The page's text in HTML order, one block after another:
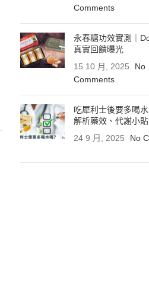
Comments
永春糖功效實測｜
真實回饋曝光
15 10 月, 2025
No
Comments
吃犀利士後要多喝
解析藥效、代謝小
24 9 月, 2025
No